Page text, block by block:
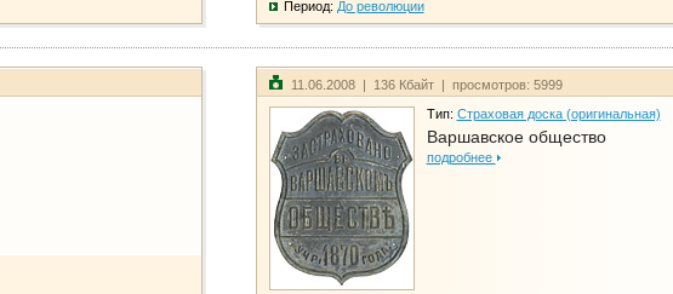
Период: До революции
11.06.2008 | 136 Кбайт | просмотров: 5999
Тип: Страховая доска (оригинальная)
Варшавское общество
подробнее